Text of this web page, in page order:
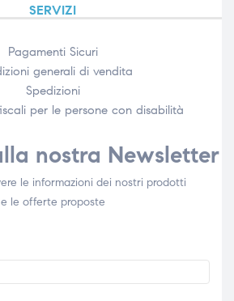
SERVIZI
Pagamenti Sicuri
generali di vendita
Spedizioni
per le persone con disabilità​
nostra Newsletter
le informazioni dei nostri prodotti
e le offerte proposte